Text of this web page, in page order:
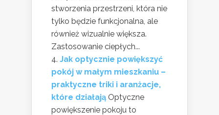
stworzenia przestrzeni, która nie
tylko będzie funkcjonalna, ale
również wizualnie większa.
Zastosowanie ciepłych...
Jak optycznie powiększyć
pokój w małym mieszkaniu –
praktyczne triki i aranżacje,
które działają Optyczne
powiększenie pokoju to